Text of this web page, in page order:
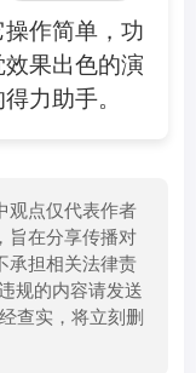
作简单，功
果出色的演
力助手。
观点仅代表作者
旨在分享传播对
承担相关法律责
规的内容请发送
查实，将立刻删